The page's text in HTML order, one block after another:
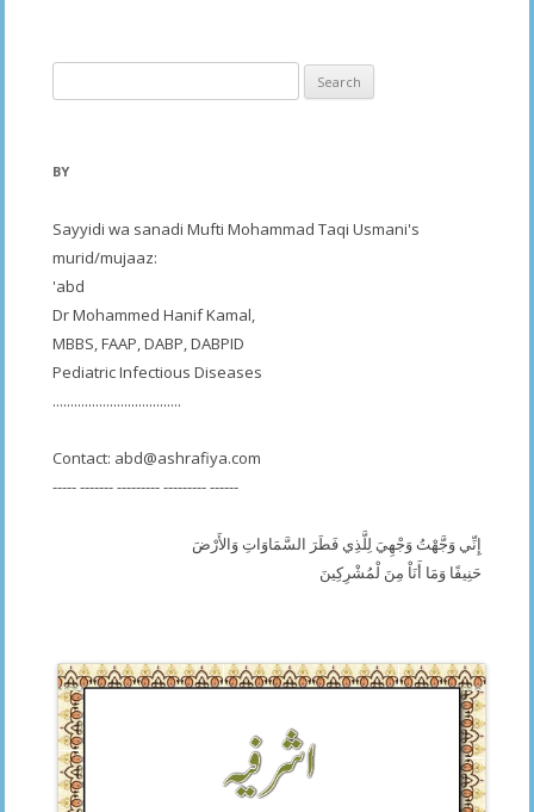
for:
BY
Sayyidi wa sanadi Mufti Mohammad Taqi Usmani's
murid/mujaaz:
'abd
Dr Mohammed Hanif Kamal,
MBBS, FAAP, DABP, DABPID
Pediatric Infectious Diseases
....................................
Contact: abd@ashrafiya.com
----- ------- --------- --------- ------
إِنِّي وَجَّهْتُ وَجْهِيَ لِلَّذِي فَطَرَ السَّمَاوَاتِ وَالأَرْضَ
حَنِيفًا وَمَا أَنَاْ مِنَ لْمُشْرِكِينَ